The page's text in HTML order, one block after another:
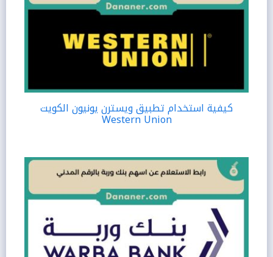
كيفية استخدام تطبيق ويسترن يونيون الكويت
Western Union